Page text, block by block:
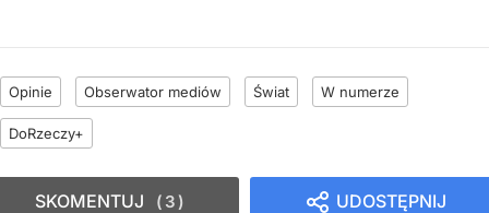
Opinie Obserwator mediów Świat W numerze
DoRzeczy+
UDOSTĘPNIJ
SKOMENTUJ 3